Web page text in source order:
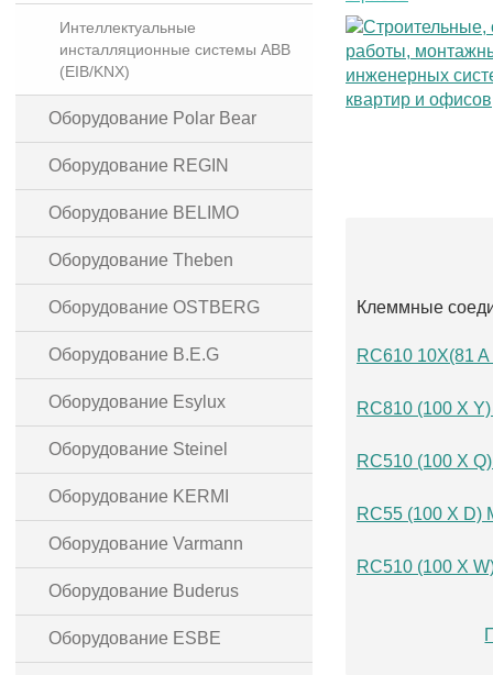
Интеллектуальные
инсталляционные системы ABB
(EIB/KNX)
Оборудование Polar Bear
Оборудование REGIN
Оборудование BELIMO
Оборудование Theben
Оборудование OSTBERG
Оборудование B.E.G
Оборудование Esylux
Оборудование Steinel
Оборудование KERMI
Оборудование Varmann
Оборудование Buderus
Оборудование ESBE
Клеммные
RC610 10X(81
RC810 (100 X
RC510 (100 X
RC55 (100 X D)
RC510 (100 X